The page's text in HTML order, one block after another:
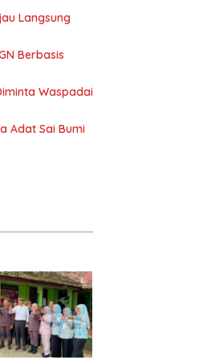
Langsung
Berbasis
Waspadai
Adat Sai Bumi